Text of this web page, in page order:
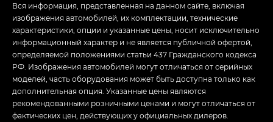
Вся информация, представленная на данном сайте, включая
изображения автомобилей, их комплектации, технические
характеристики, опции и указанные цены, носит исключительно
информационный характер и не является публичной офертой,
определяемой положениями статьи 437 Гражданского кодекса
РФ. Изображения автомобилей могут отличаться от серийных
моделей, часть оборудования может быть доступна только как
дополнительная опция. Указанные цены являются
рекомендованными розничными ценами и могут отличаться от
фактических цен, действующих у официальных дилеров.